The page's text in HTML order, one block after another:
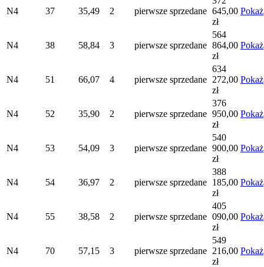
N4 37 35,49 2 pierwsze sprzedane 645,00
zł
Pokaż
N4 38 58,84 3 pierwsze sprzedane
564
864,00
zł
Pokaż
N4 51 66,07 4 pierwsze sprzedane
634
272,00
zł
Pokaż
N4 52 35,90 2 pierwsze sprzedane
376
950,00
zł
Pokaż
N4 53 54,09 3 pierwsze sprzedane
540
900,00
zł
Pokaż
N4 54 36,97 2 pierwsze sprzedane
388
185,00
zł
Pokaż
N4 55 38,58 2 pierwsze sprzedane
405
090,00
zł
Pokaż
N4 70 57,15 3 pierwsze sprzedane
549
216,00
zł
Pokaż